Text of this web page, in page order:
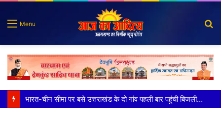
Menu
100 किडनी ट्रांसप्लांट की सफलता, हिम्स जौलीग्रांट ने बढ़ाया चिकित्सा सेवाओं का भरोसा